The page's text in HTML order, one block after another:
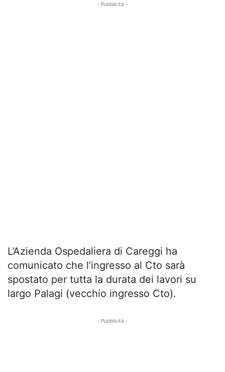
- Pubblicità -
L’Azienda Ospedaliera di Careggi ha
comunicato che l’ingresso al Cto sarà
spostato per tutta la durata dei lavori su
largo Palagi (vecchio ingresso Cto).
- Pubblicità -